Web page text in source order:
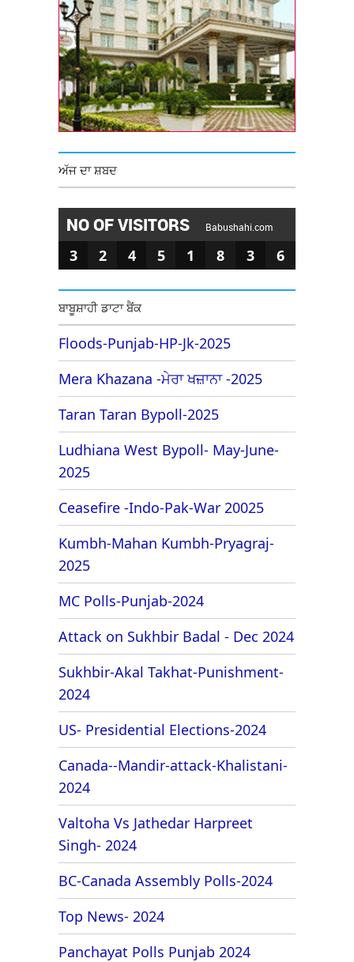
ਅੱਜ ਦਾ ਸ਼ਬਦ
NO OF VISITORS Babushahi.com
3 2 4 5 1 8 3 6
ਬਾਬੂਸ਼ਾਹੀ ਡਾਟਾ ਬੈਂਕ
Floods-Punjab-HP-Jk-2025
Mera Khazana -ਮੇਰਾ ਖਜ਼ਾਨਾ -2025
Taran Taran Bypoll-2025
Ludhiana West Bypoll- May-June-
2025
Ceasefire -Indo-Pak-War 20025
Kumbh-Mahan Kumbh-Pryagraj-
2025
MC Polls-Punjab-2024
Attack on Sukhbir Badal - Dec 2024
Sukhbir-Akal Takhat-Punishment-
2024
US- Presidential Elections-2024
Canada--Mandir-attack-Khalistani-
2024
Valtoha Vs Jathedar Harpreet
Singh- 2024
BC-Canada Assembly Polls-2024
Top News- 2024
Panchayat Polls Punjab 2024